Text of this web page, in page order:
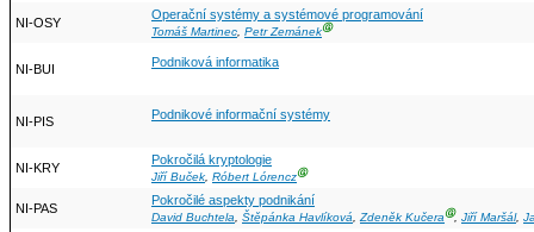
NI-OSY
Operační systémy a systémové programování
Tomáš Martinec, Petr ZemánekⒼ
NI-BUI Podniková informatika
NI-PIS Podnikové informační systémy
NI-KRY
Pokročilá kryptologie
Jiří Buček, Róbert LórenczⒼ
NI-PAS
Pokročilé aspekty podnikání
David Buchtela, Štěpánka Havlíková,Zdeněk KučeraⒼ, Jiří Maršál,